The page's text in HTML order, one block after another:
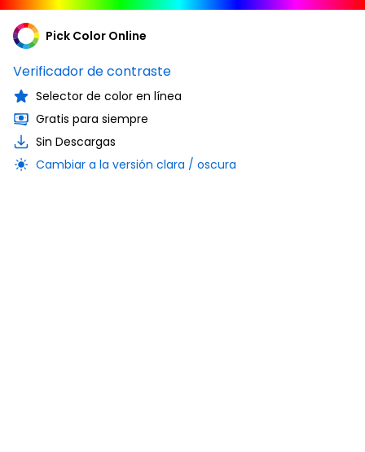
Pick Color Online
Verificador de contraste
Selector de color en línea
Gratis para siempre
Sin Descargas
Cambiar a la versión clara / oscura